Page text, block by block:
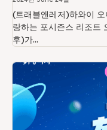
(트래블앤레저)하와이
랑하는 포시즌스 리조트
후)가...